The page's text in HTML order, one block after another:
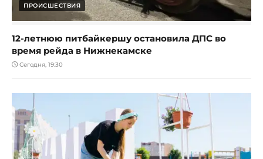
ПРОИСШЕСТВИЯ
12-летнюю питбайкершу остановила ДПС во
время рейда в Нижнекамске
Сегодня, 19:30